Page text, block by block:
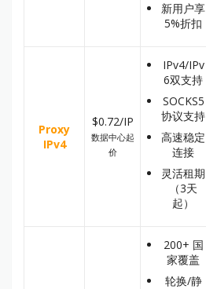
新用户享
5%折扣
Proxy
IPv4
$0.72/IP
数据中心起
价
IPv4/IPv
6双支持
SOCKS5
协议支持
高速稳定
连接
灵活租期
（3天
起）
200+ 国
家覆盖
轮换/静